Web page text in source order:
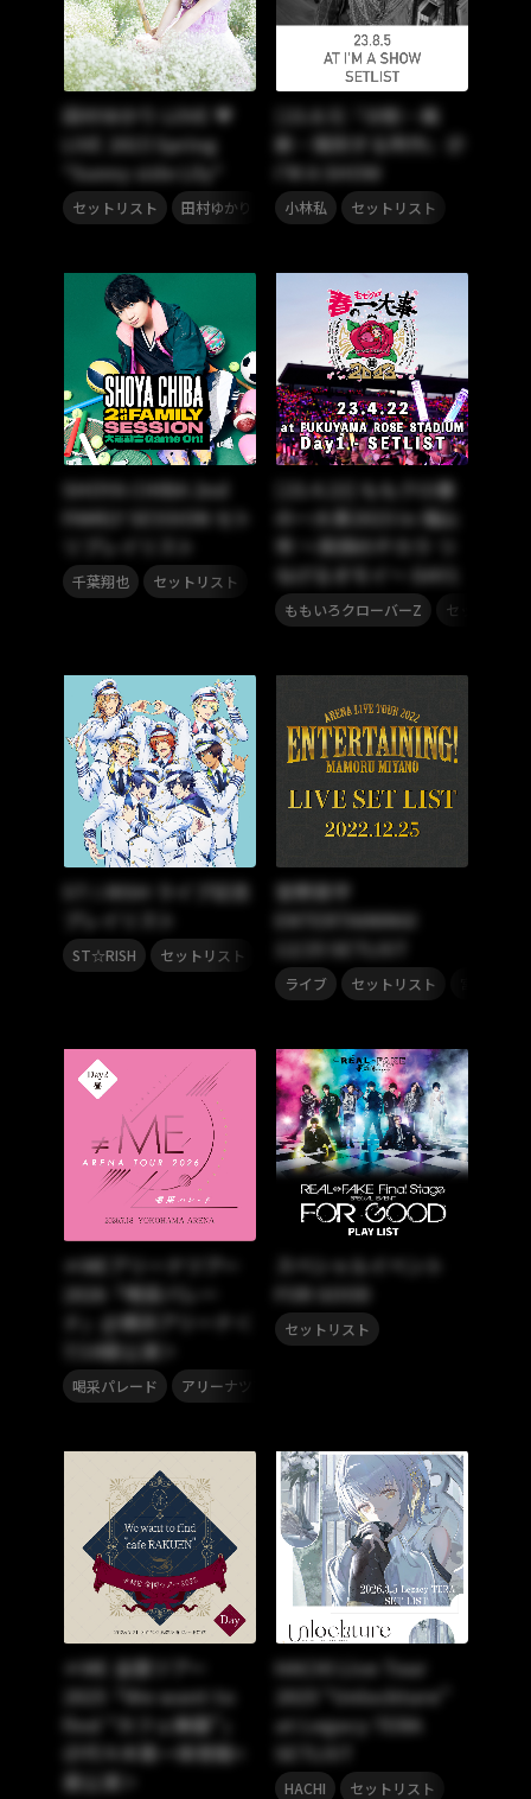
田村ゆかり LOVE ♥
LIVE 2015 Spring
*Sunny side Lily*
セットリスト 田村ゆかり
[23.8.5]『分割・裁
断・隔別する所作』＠
I’M A SHOW
小林私 セットリスト
SHOYA CHIBA 2nd
FAMILY SESSION セト
千葉翔也 セットリスト
[23.4.22] ももクロ春
の一大事2023 in 福山
市 〜笑顔のチカラ つ
なげるオモイ〜 DAY1
ももいろクローバーZ セットリスト
ST☆RISH ライブ記念
ST☆RISH セットリスト
宮野真守
ENTERTAINING!
12/25 SETLIST
ライブ セットリスト
≠MEアリーナツアー
2026「喝采パレー
ド」@横浜アリーナ＜
7/18昼公演＞
喝采パレード アリーナツアー2026
スペシャルイベント
FOR GOOD
セットリスト
≠ME 全国ツアー
2025「We want to
find “カフェ樂園”」
＠代々木第一体育館<
昼公演＞
HACHI Live Tour
2025 “Unlockture”
at Legacy TERA
SETLIST
HACHI セットリスト